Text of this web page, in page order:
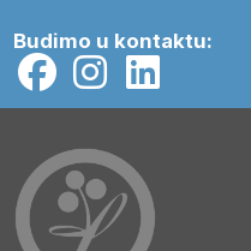
Budimo u kontaktu: